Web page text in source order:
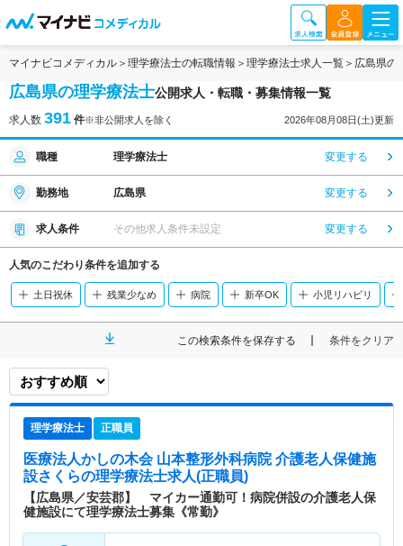
マイナビコメディカル 理学療法士の転職情報 理学療法士求人一覧 広島県の
広島県の理学療法士公開求人・転職・募集情報一覧
求人数 391 件※非公開求人を除く 2026年08月08日(土)更新
職種 理学療法士 変更する
勤務地 広島県 変更する
求人条件 その他求人条件未設定 変更する
人気のこだわり条件を追加する
土日祝休 残業少なめ 病院 新卒OK 小児リハビリ
この検索条件を保存する 条件をクリア
理学療法士 正職員
医療法人かしの木会 山本整形外科病院 介護老人保健施
設さくらの理学療法士求人(正職員)
【広島県／安芸郡】 マイカー通勤可！病院併設の介護老人保
健施設にて理学療法士募集《常勤》